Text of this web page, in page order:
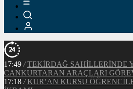
17:49 / TEKİRDAĞ SAHİLLERİNDE
CANKURTARAN ARAÇLARI
17:18 / KUR’AN KURSU